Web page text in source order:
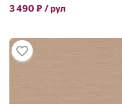
3 490 ₽ / рул